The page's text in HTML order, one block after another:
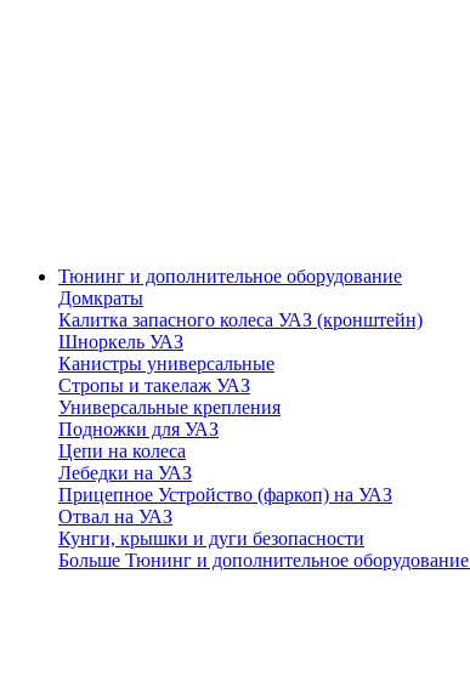
Тюнинг и дополнительное оборудование
Домкраты
Калитка запасного колеса УАЗ (кронштейн)
Шноркель УАЗ
Канистры универсальные
Стропы и такелаж УАЗ
Универсальные крепления
Подножки для УАЗ
Цепи на колеса
Лебедки на УАЗ
Прицепное Устройство (фаркоп) на УАЗ
Отвал на УАЗ
Кунги, крышки и дуги безопасности
Больше Тюнинг и дополнительное оборудование